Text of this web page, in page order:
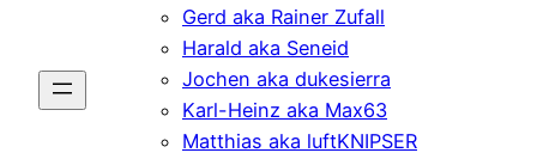
Gerd aka Rainer Zufall
Harald aka Seneid
Jochen aka dukesierra
Karl-Heinz aka Max63
Matthias aka luftKNIPSER